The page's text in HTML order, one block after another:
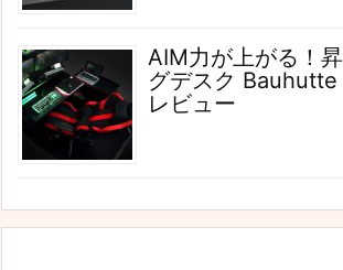
AIM力が上がる！
グデスク
レビュー